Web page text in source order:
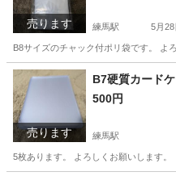
売ります 練馬駅 5月28
B8サイズのチャック付ポリ袋です。 よ
東京 練馬区 練馬駅 生活雑
売ります
B7硬質カード
500円
練馬駅
5枚あります。 よろしくお願いします。